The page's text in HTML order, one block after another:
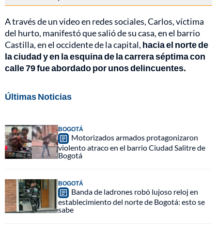
A través de un video en redes sociales, Carlos, víctima
del hurto, manifestó que salió de su casa, en el barrio
Castilla, en el occidente de la capital, hacia el norte de
la ciudad y en la esquina de la carrera séptima con
calle 79 fue abordado por unos delincuentes.
Últimas Noticias
BOGOTÁ
Motorizados armados protagonizaron
violento atraco en el barrio Ciudad Salitre de
Bogotá
BOGOTÁ
Banda de ladrones robó lujoso reloj en
establecimiento del norte de Bogotá: esto se
sabe